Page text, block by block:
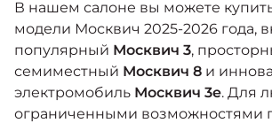
В нашем салоне вы можете
модели Москвич 2025-2026 года,
популярный Москвич 3,
семиместный Москвич 8 и
электромобиль Москвич 3е. Для
ограниченными возможностями